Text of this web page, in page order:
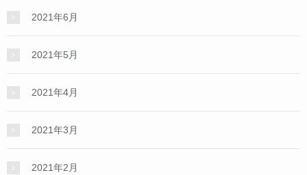
2021年6月
2021年5月
2021年4月
2021年3月
2021年2月